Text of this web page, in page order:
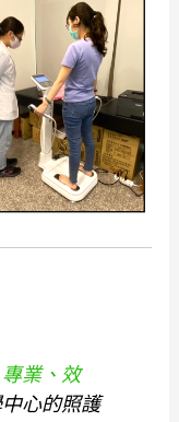
業、效
心的照護